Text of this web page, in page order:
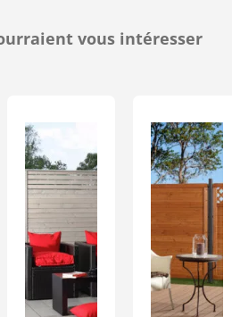
vous intéresser